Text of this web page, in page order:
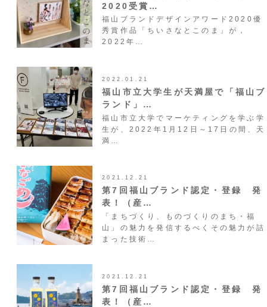
2020受賞…
福山ブランドデザインアワード2020優
秀賞作品「ちいさなとこのま」が，
2022年…
2022.01.21
福山市立大学生が天満屋で「福山ブ
ランド」…
福山市立大学でマーケティングを学ぶ学
生が、2022年1月12日～17日の間、天
満…
2021.12.21
第7回福山ブランド認定・登録 発
表！（産…
「まちづくり、ものづくりのまち・福
山」の魅力を発信するべくその魅力が詰
まった技術…
2021.12.21
第7回福山ブランド認定・登録 発
表！（産…